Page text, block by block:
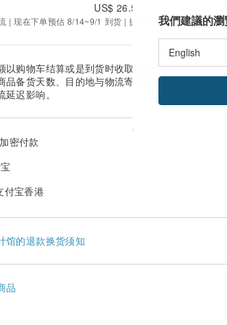
US$ 26.51
| 现在下单预估 8/14~9/1 到货 | 提供追踪
以购物车结算或是到货时收取的金额为准。
品备货天数、目的地与物流寄送天数估算。实际到
迟影响。
密付款
付宝香港
馆的退款换货须知
品
我們建議的